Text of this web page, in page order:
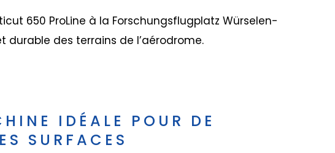
650 ProLine à la Forschungsflugplatz Würselen-
des terrains de l’aérodrome.
IDÉALE POUR DE
SURFACES